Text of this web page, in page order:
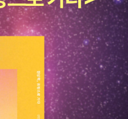
차피 높은 수준의 문장은 2주
해서...ㅋㅋㅋ책들 다 비슷비슷
해커스 유명한 만큼 나쁘지 않습
가 어려울 것 같아서 추천해요~
괜찮을 듯